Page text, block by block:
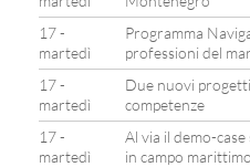
17 -
martedì
Programma
professioni del
17 -
martedì
Due nuovi
competenze
17 -
martedì
Al via il demo-
in campo marittimo